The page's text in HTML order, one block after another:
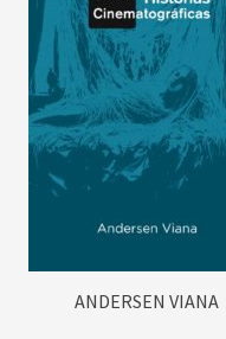
ANDERSEN VIANA